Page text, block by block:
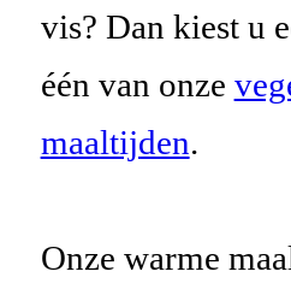
vis? Dan kiest u
één van onze
maaltijden.
Onze warme